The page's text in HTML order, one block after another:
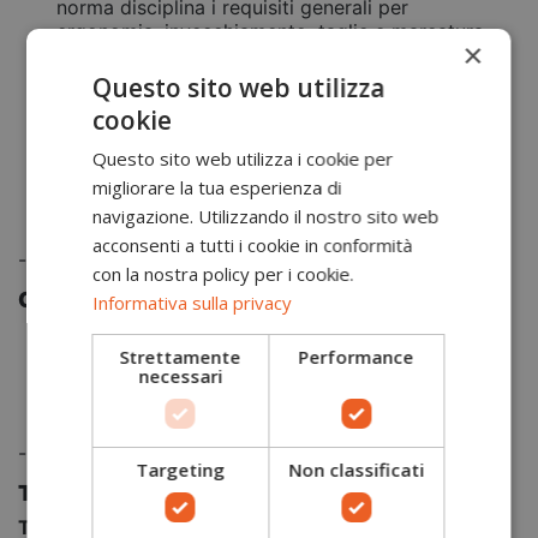
norma disciplina i requisiti generali per
ergonomia, invecchiamento, taglie e marcatura
Regolamento Reach: Regolamento europeo che
vieta, nei processi di tintura e finissaggio
industriale tessile, l’utilizzo di sostanze chimiche
dannose per la salute umana e per l’ambiente
Marcatura CE : Il simbolo che garantisce la
conformità del capo alla direttiva europea sui
DPI 89/686/CEE
-
Caratteristiche prodotto
Vestibilità e un comfort assoluto pari a una
seconda pelle
Anallergico, ideale per le pelli più sensibili
Resistenza all’usura e alla trazione
-
Tecnologie particolari
Tecnologie ANATOMICHE
×
Questo sito web utilizza
cookie
Questo sito web utilizza i cookie per
migliorare la tua esperienza di
navigazione. Utilizzando il nostro sito web
acconsenti a tutti i cookie in conformità
con la nostra policy per i cookie.
Informativa sulla privacy
Strettamente
necessari
Performance
Targeting Non classificati